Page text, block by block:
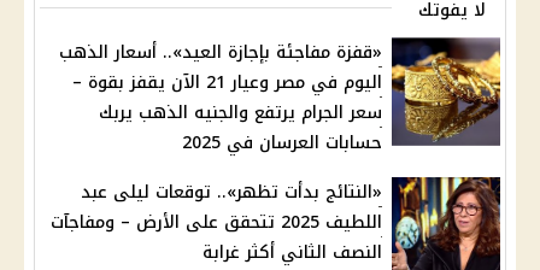
لا يفوتك
«قفزة مفاجئة بإجازة العيد».. أسعار الذهب
اليوم في مصر وعيار 21 الآن يقفز بقوة –
سعر الجرام يرتفع والجنيه الذهب يربك
حسابات العرسان في 2025
«النتائج بدأت تظهر».. توقعات ليلى عبد
اللطيف 2025 تتحقق على الأرض – ومفاجآت
النصف الثاني أكثر غرابة